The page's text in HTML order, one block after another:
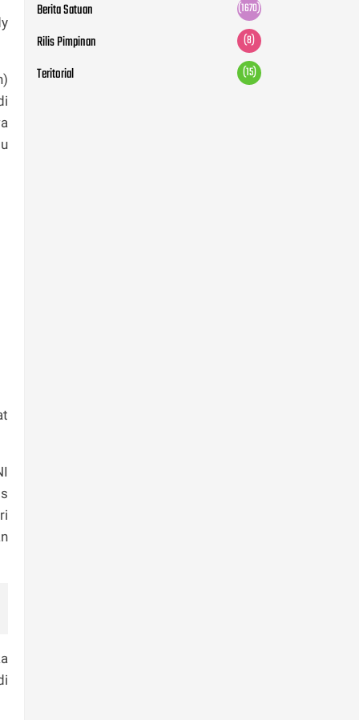
Berita Satuan (1670)
Rilis Pimpinan (8)
Teritorial (15)